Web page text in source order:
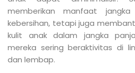
memberikan manfaat
kebersihan, tetapi juga
kulit anak dalam jangka
mereka sering beraktivitas di
dan lembap.